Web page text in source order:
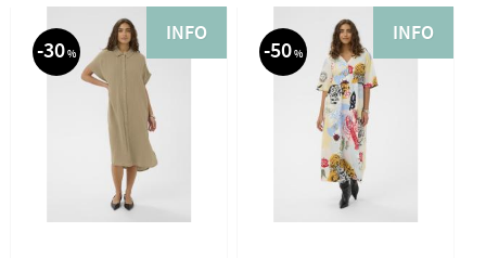
30%
INFO
50%
INFO